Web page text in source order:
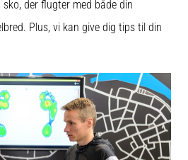
der flugter med både din
Plus, vi kan give dig tips til din